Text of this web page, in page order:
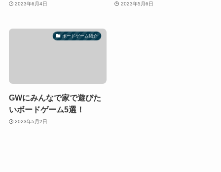
2023年6月4日 2023年5月6日
ボードゲーム紹介
GWにみんなで家で遊びた
いボードゲーム5選！
2023年5月2日